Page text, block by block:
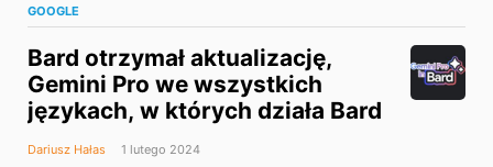
GOOGLE
Bard otrzymał aktualizację,
Gemini Pro we wszystkich
językach, w których działa Bard
Dariusz Hałas 1 lutego 2024